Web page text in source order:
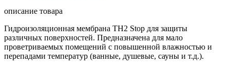
описание товара
Гидроизоляционная мембрана TH2 Stop для защиты
различных поверхностей. Предназначена для мало
проветриваемых помещений с повышенной влажностью и
перепадами температур (ванные, душевые, сауны и т.д.).